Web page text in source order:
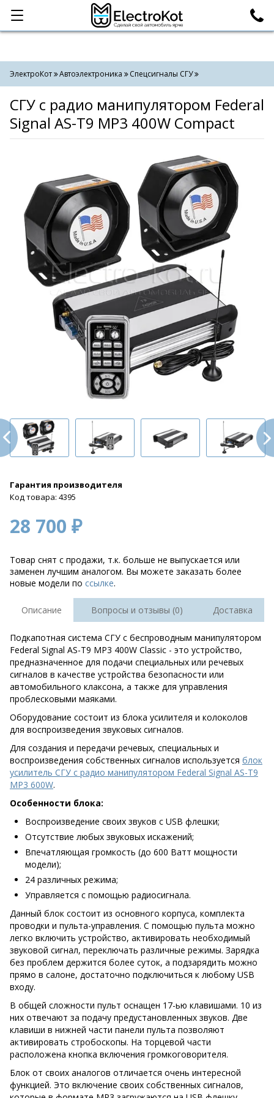
Категории Поиск
ЭлектроКот Автоэлектроника Спецсигналы СГУ
СГУ с радио манипулятором Federal
Signal AS-T9 MP3 400W Compact
Гарантия производителя
Код товара: 4395
28 700 ₽
Товар снят с продажи, т.к. больше не выпускается или
заменен лучшим аналогом. Вы можете заказать более
новые модели по ссылке.
Описание Вопросы и отзывы (0) Доставка
Подкапотная система СГУ с беспроводным манипулятором
Federal Signal AS-T9 MP3 400W Classic - это устройство,
предназначенное для подачи специальных или речевых
сигналов в качестве устройства безопасности или
автомобильного клаксона, а также для управления
проблесковыми маяками.
Оборудование состоит из блока усилителя и колоколов
для воспроизведения звуковых сигналов.
Для создания и передачи речевых, специальных и
воспроизведения собственных сигналов используется блок
усилитель СГУ с радио манипулятором Federal Signal AS-T9
MP3 600W.
Особенности блока:
Воспроизведение своих звуков с USB флешки;
Отсутствие любых звуковых искажений;
Впечатляющая громкость (до 600 Ватт мощности
модели);
24 различных режима;
Управляется с помощью радиосигнала.
Данный блок состоит из основного корпуса, комплекта
проводки и пульта-управления. С помощью пульта можно
легко включить устройство, активировать необходимый
звуковой сигнал, переключать различные режимы. Зарядка
без проблем держится более суток, а подзарядить можно
прямо в салоне, достаточно подключиться к любому USB
входу.
В общей сложности пульт оснащен 17-ью клавишами. 10 из
них отвечают за подачу предустановленных звуков. Две
клавиши в нижней части панели пульта позволяют
активировать стробоскопы. На торцевой части
расположена кнопка включения громкоговорителя.
Блок от своих аналогов отличается очень интересной
функцией. Это включение своих собственных сигналов,